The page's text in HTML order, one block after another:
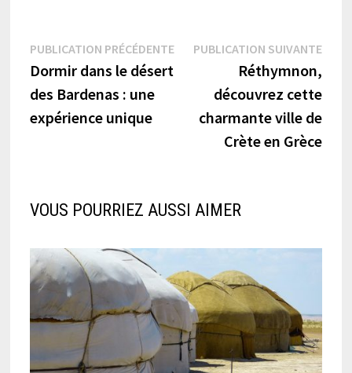
Navigation
de
l’article
PUBLICATION PRÉCÉDENTEPublication
précédente :
Dormir dans le désert
des Bardenas : une
expérience unique
PUBLICATION SUIVANTE
Réthymnon,
découvrez cette
charmante ville de
Crète en Grèce
VOUS POURRIEZ AUSSI AIMER